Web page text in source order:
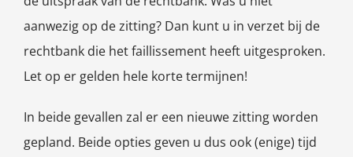
aanwezig op de zitting? Dan kunt u in verzet bij de
rechtbank die het faillissement heeft uitgesproken.
Let op er gelden hele korte termijnen!
In beide gevallen zal er een nieuwe zitting worden
gepland. Beide opties geven u dus ook (enige) tijd